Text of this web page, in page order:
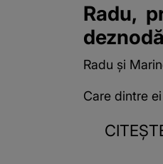
Radu,
Radu și
Care dintre